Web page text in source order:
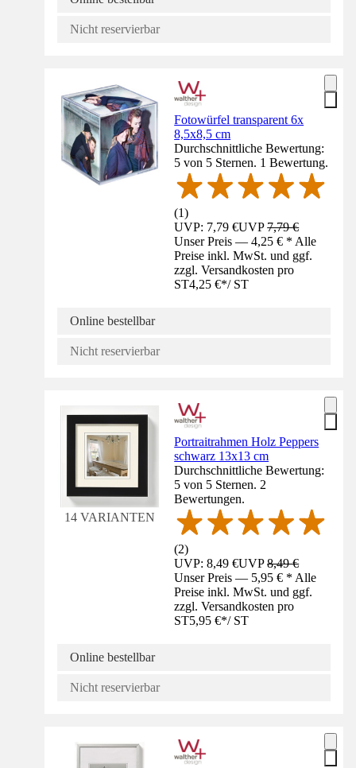
Nicht reservierbar
Fotowürfel transparent 6x
8,5x8,5 cm
Durchschnittliche Bewertung:
5 von 5 Sternen. 1 Bewertung.
(1)
UVP: 7,79 €UVP7,79 €
Unser Preis — 4,25 € * Alle
Preise inkl. MwSt. und ggf.
zzgl. Versandkosten pro
ST4,25 €*/ ST
Online bestellbar
Nicht reservierbar
14 VARIANTEN
Portraitrahmen Holz Peppers
schwarz 13x13 cm
Durchschnittliche Bewertung:
5 von 5 Sternen. 2
Bewertungen.
(2)
UVP: 8,49 €UVP8,49 €
Unser Preis — 5,95 € * Alle
Preise inkl. MwSt. und ggf.
zzgl. Versandkosten pro
ST5,95 €*/ ST
Online bestellbar
Nicht reservierbar